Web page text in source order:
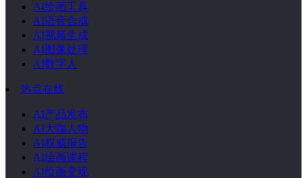
AI绘画工具
AI语音合成
AI视频生成
AI图像处理
AI数字人
热点在线
AI产品发布
AI大咖人物
AI权威报告
AI绘画课程
AI绘画变现